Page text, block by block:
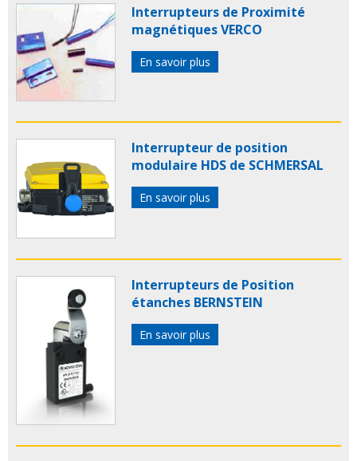
Interrupteurs de Proximité
magnétiques VERCO
En savoir plus
Interrupteur de position
modulaire HDS de SCHMERSAL
En savoir plus
Interrupteurs de Position
étanches BERNSTEIN
En savoir plus